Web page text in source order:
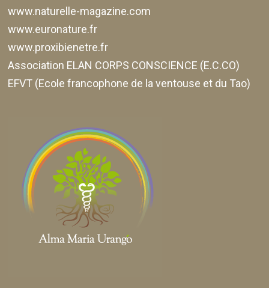
www.naturelle-magazine.com
www.euronature.fr
www.proxibienetre.fr
Association ELAN CORPS CONSCIENCE (E.C.CO)
EFVT (Ecole francophone de la ventouse et du Tao)